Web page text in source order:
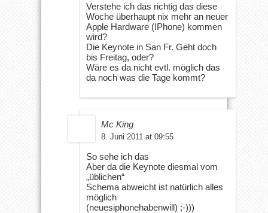
Verstehe ich das richtig das diese
Woche überhaupt nix mehr an neuer
Apple Hardware (IPhone) kommen
wird?
Die Keynote in San Fr. Geht doch
bis Freitag, oder?
Wäre es da nicht evtl. möglich das
da noch was die Tage kommt?
Mc King
8. Juni 2011 at 09:55
So sehe ich das
Aber da die Keynote diesmal vom
„üblichen“
Schema abweicht ist natürlich alles
möglich
(neuesiphonehabenwill) ;-)))